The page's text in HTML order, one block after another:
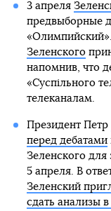
3 апреля
предвыборные
«Олимпийский».
Зеленского
напомнив, что
«Суспільного
телеканалам.
Президент Петр
перед дебатами
Зеленского для
5 апреля. В
Зеленский
сдать анализы